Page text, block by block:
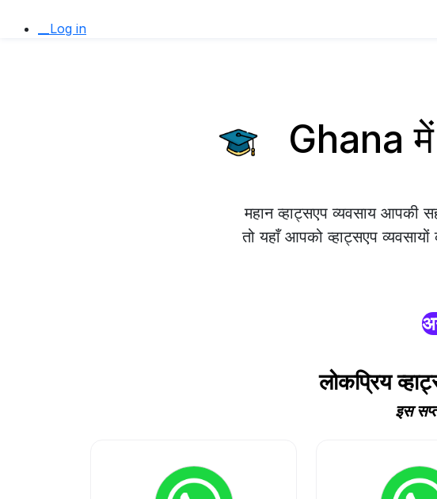
__Log in
Ghana में
महान व्हाट्सएप व्यवसाय
तो यहाँ आपको व्हाट्सएप
लोकप्रिय
इस